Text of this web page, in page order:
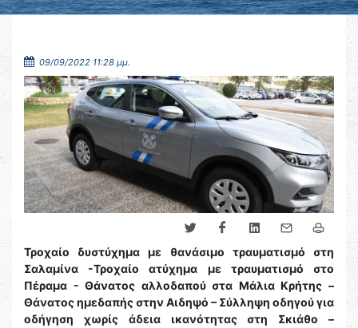
09/09/2022 11:28 μμ.
Τροχαίο δυστύχημα με θανάσιμο τραυματισμό στη
Σαλαμίνα -Τροχαίο ατύχημα με τραυματισμό στο
Πέραμα - Θάνατος αλλοδαπού στα Μάλια Κρήτης –
Θάνατος ημεδαπής στην Αιδηψό – Σύλληψη οδηγού για
οδήγηση χωρίς άδεια ικανότητας στη Σκιάθο –